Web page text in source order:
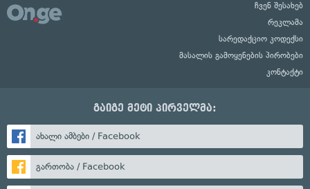
ჩვენ შესახებ
რეკლამა
სარედაქციო კოდექსი
მასალის გამოყენების პირობები
კონტაქტი
გაიგე მეტი პირველმა:
ახალი ამბები / Facebook
გართობა / Facebook